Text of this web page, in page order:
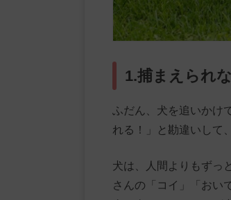
1.捕まえられ
ふだん、犬を追いかけ
れる！」と勘違いして
犬は、人間よりもずっ
さんの「コイ」「おい